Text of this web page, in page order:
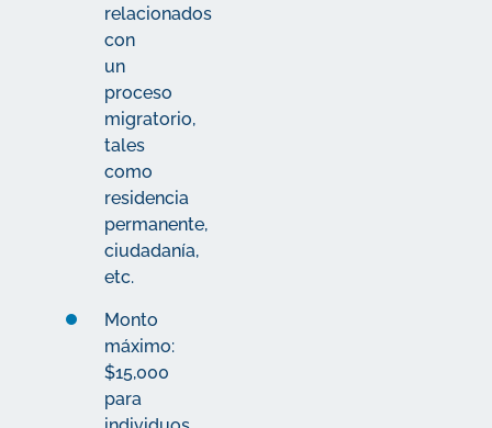
relacionados
con
un
proceso
migratorio,
tales
como
residencia
permanente,
ciudadanía,
etc.
Monto
máximo:
$15,000
para